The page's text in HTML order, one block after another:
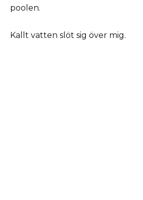
poolen.
Kallt vatten slöt sig över mig.